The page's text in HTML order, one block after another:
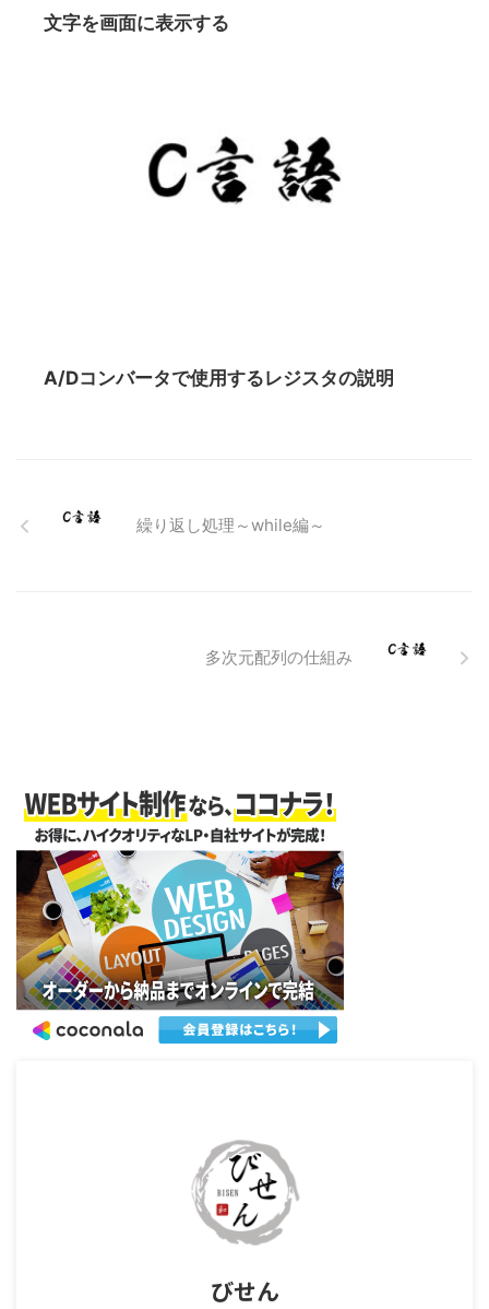
文字を画面に表示する
A/Dコンバータで使用するレジスタの説明
繰り返し処理～while編～
多次元配列の仕組み
びせん